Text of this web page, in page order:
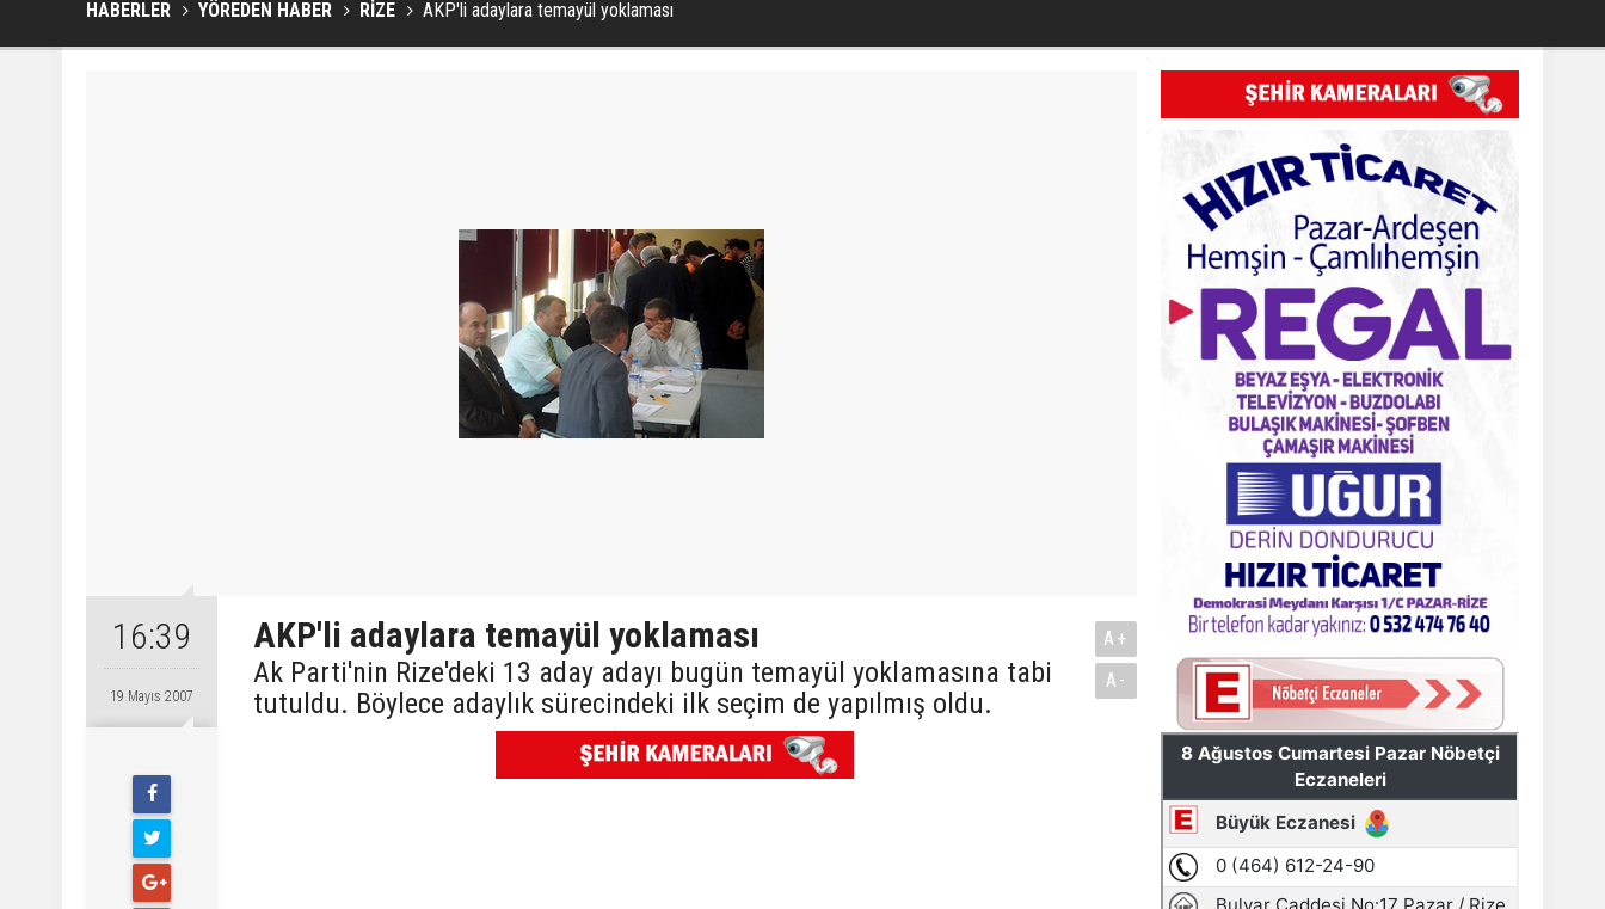
HABERLER YÖREDEN HABER RİZE AKP'li adaylara temayül yoklaması
16:39
19 Mayıs 2007
AKP'li adaylara temayül yoklaması
Ak Parti'nin Rize'deki 13 aday adayı bugün temayül yoklamasına tabi
tutuldu. Böylece adaylık sürecindeki ilk seçim de yapılmış oldu.
A+
A-